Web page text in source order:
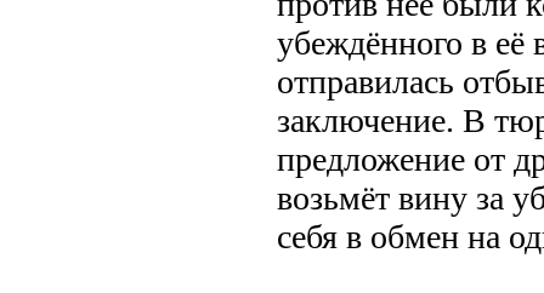
убеждённого в её
отправилась
заключение. В
предложение от
возьмёт вину за
себя в обмен на